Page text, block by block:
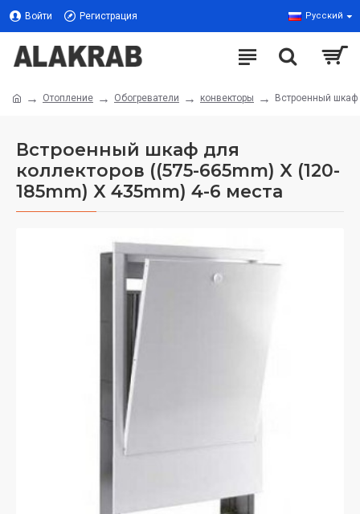
Войти Регистрация Русский
Отопление Обогреватели конвекторы Встроенный шкаф
Встроенный шкаф для
коллекторов ((575-665mm) X (120-
185mm) X 435mm) 4-6 места